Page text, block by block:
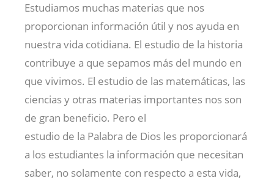
Estudiamos muchas materias que nos
proporcionan información útil y nos ayuda en
nuestra vida cotidiana. El estudio de la historia
contribuye a que sepamos más del mundo en
que vivimos. El estudio de las matemáticas, las
ciencias y otras materias importantes nos son
de gran beneficio. Pero el
estudio de la Palabra de Dios les proporcionará
a los estudiantes la información que necesitan
saber, no solamente con respecto a esta vida,